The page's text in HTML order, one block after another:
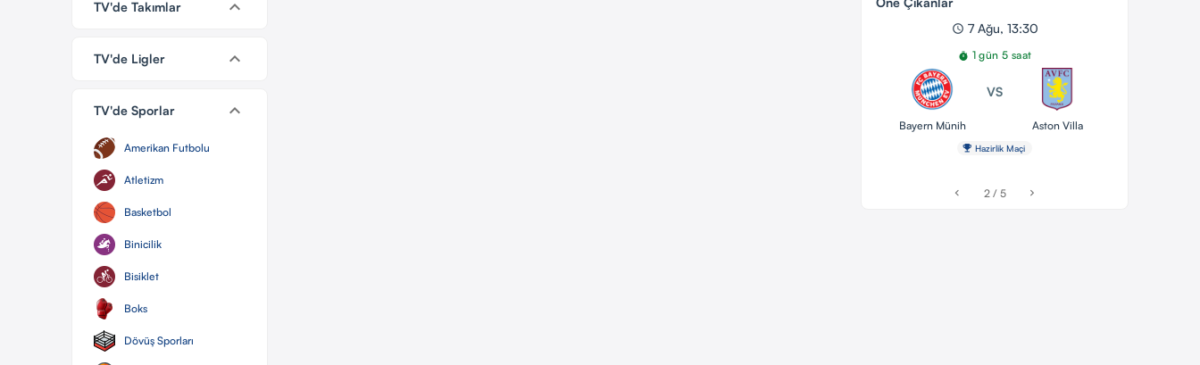
TV'de Takımlar keyboard_arrow_down
TV'de Ligler keyboard_arrow_down
TV'de Sporlar keyboard_arrow_down
Amerikan Futbolu
Atletizm
Basketbol
Binicilik
Bisiklet
Boks
Dövüş Sporları
schedule 7 Ağu, 13:30
timer 1 gün 5 saat
Bayern Münih
VS
Aston Villa
emoji_events Hazirlik Maçi
chevron_left 2 / 5 chevron_right